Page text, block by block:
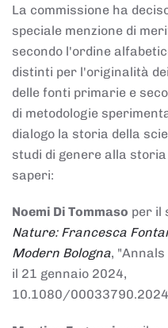
La commissione ha
speciale menzione di
secondo l'ordine
distinti per l'originalità
delle fonti primarie e
di metodologie
dialogo la storia della
studi di genere alla
saperi:
Noemi Di Tommaso per il
Nature: Francesca
Modern Bologna,
il 21 gennaio 2024,
10.1080/